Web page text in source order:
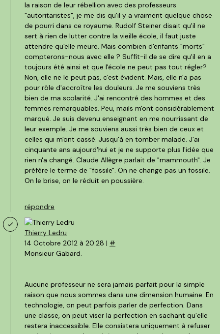
la raison de leur rébellion avec des professeurs
"autoritaristes", je me dis qu'il y a vraiment quelque chose
de pourri dans ce royaume. Rudolf Steiner disait qu'il ne
sert à rien de lutter contre la vieille école, il faut juste
attendre qu'elle meure. Mais combien d'enfants "morts"
compterons-nous avec elle ? Suffit-il de se dire qu'il en a
toujours été ainsi et que l'école ne peut pas tout régler?
Non, elle ne le peut pas, c'est évident. Mais, elle n'a pas
pour rôle d'accroître les douleurs. Je me souviens très
bien de ma scolarité. J'ai rencontré des hommes et des
femmes remarquables. Peu, mails m'ont considérablement
marqué. Je suis devenu enseignant en me nourrissant de
leur exemple. Je me souviens aussi très bien de ceux et
celles qui m'ont cassé. Jusqu'à en tomber malade. J'ai
cinquante ans aujourd'hui et je ne supporte plus l'idée que
rien n'a changé. Claude Allègre parlait de "mammouth". Je
préfère le terme de "fossile". On ne change pas un fossile.
On le brise, on le réduit en poussière.
répondre
Thierry Ledru
14 Octobre 2012 à 20:28 | #
Monsieur Gabard.
Aucune professeur ne sera jamais parfait pour la simple
raison que nous sommes dans une dimension humaine. En
technologie, on peut parfois parler de perfection. Dans
une classe, on peut viser la perfection en sachant qu’elle
restera inaccessible. Elle consistera uniquement à refuser